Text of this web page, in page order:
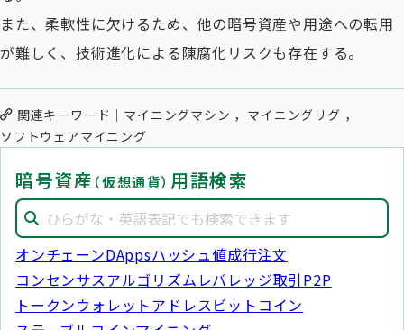
また、柔軟性に欠けるため、他の暗号資産や用途への転用
が難しく、技術進化による陳腐化リスクも存在する。
関連キーワード マイニングマシン
マイニングリグ
ソフトウェアマイニング
暗号資産 （仮想通貨） 用語検索
オンチェーンDAppsハッシュ値成行注文
コンセンサスアルゴリズム レバレッジ取引P2P
トークンウォレットアドレスビットコイン